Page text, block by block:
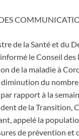
de la Santé et du
le Conseil
de la maladie à
du nombre
rapport à la
de la Transition,
appelé la
de prévention et